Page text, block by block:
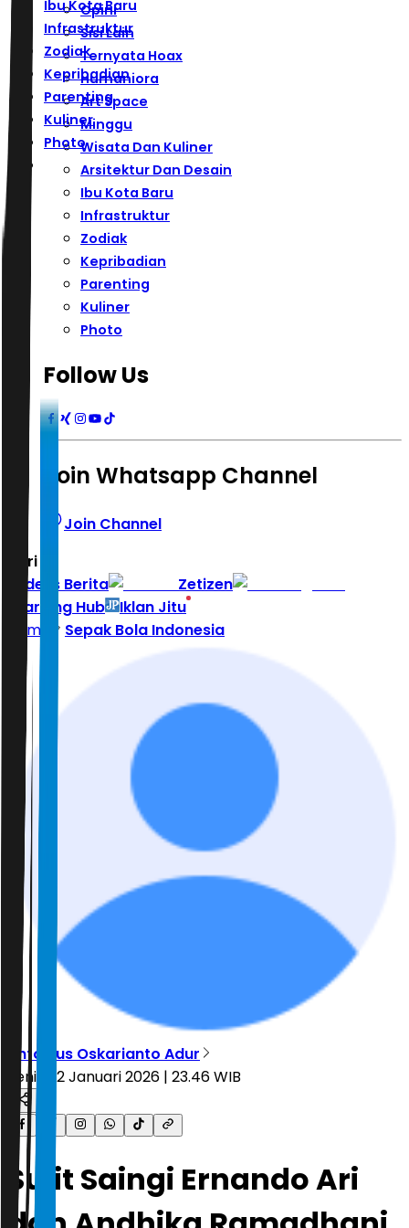
Ibu Kota Baru
Infrastruktur
Zodiak
Kepribadian
Parenting
Kuliner
Photo
Opini
Sisi Lain
Ternyata Hoax
Humaniora
Art Space
Minggu
Wisata Dan Kuliner
Arsitektur Dan Desain
Ibu Kota Baru
Infrastruktur
Zodiak
Kepribadian
Parenting
Kuliner
Photo
Follow Us
Join Whatsapp Channel
Join Channel
Hari ini
Indeks Berita
Zetizen
Learning Hub
Iklan Jitu
Home
Sepak Bola Indonesia
Antonius Oskarianto Adur
Senin, 12 Januari 2026 | 23.46 WIB
Sulit Saingi Ernando Ari